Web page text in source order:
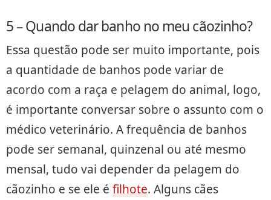
5 – Quando dar banho no meu cãozinho?
Essa questão pode ser muito importante, pois
a quantidade de banhos pode variar de
acordo com a raça e pelagem do animal, logo,
é importante conversar sobre o assunto com o
médico veterinário. A frequência de banhos
pode ser semanal, quinzenal ou até mesmo
mensal, tudo vai depender da pelagem do
cãozinho e se ele é filhote. Alguns cães